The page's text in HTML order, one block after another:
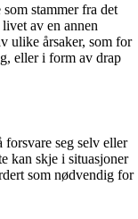
stammer fra det
av en annen
ulike årsaker, som for
eller i form av drap
forsvare seg selv eller
kan skje i situasjoner
som nødvendig for